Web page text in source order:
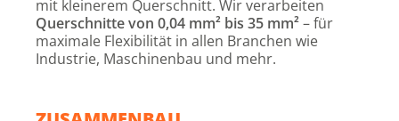
mit kleinerem Querschnitt. Wir verarbeiten
Querschnitte von 0,04 mm² bis 35 mm²– für
maximale Flexibilität in allen Branchen wie
Industrie, Maschinenbau und mehr.